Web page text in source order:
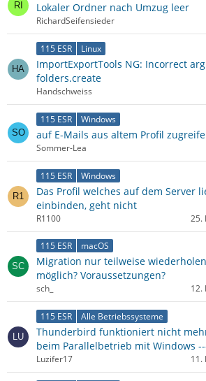
Lokaler Ordner nach Umzug leer
RichardSeifensieder
115 ESR Linux
ImportExportTools NG: Incorrect
folders.create
Handschweiss
115 ESR Windows
auf E-Mails aus altem Profil
Sommer-Lea
115 ESR Windows
Das Profil welches auf dem Server
einbinden, geht nicht
R1100 25.
115 ESR macOS
Migration nur teilweise
möglich? Voraussetzungen?
sch_ 12.
115 ESR Alle Betriebssysteme
Thunderbird funktioniert nicht
beim Parallelbetrieb mit Windows
Luzifer17 11.